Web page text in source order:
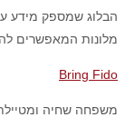
הבלוג שמספק מידע
מלונות המאפשרים
Bring Fido
משפחה שחיה